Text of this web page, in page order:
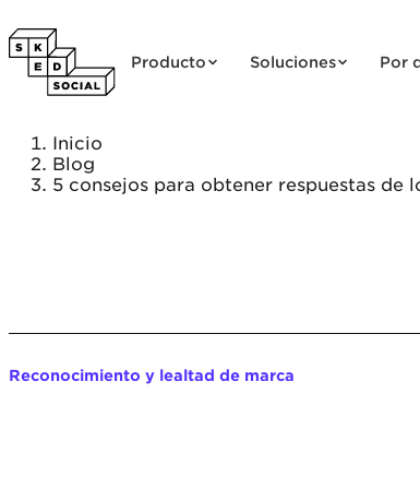
Producto Soluciones Por
Inicio
Blog
5 consejos para obtener respuestas de
Reconocimiento y lealtad de marca